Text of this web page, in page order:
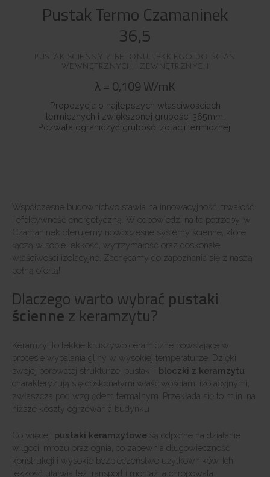
Pustak Termo Czamaninek
36,5
PUSTAK ŚCIENNY Z BETONU LEKKIEGO DO ŚCIAN
WEWNĘTRZNYCH I ZEWNĘTRZNYCH
λ=0,109W/mK
Propozycja o najlepszych właściwościach
termicznych i zwiększonej grubości 365mm.
Pozwala ograniczyć grubość izolacji termicznej.
Współczesne budownictwo stawia na innowacyjność, trwałość
i efektywność energetyczną. W odpowiedzi na te potrzeby, w
Czamaninek oferujemy nowoczesne systemy ścienne, które
łączą w sobie lekkość, wytrzymałość oraz doskonałe
właściwości izolacyjne. Zachęcamy do zapoznania się z naszą
pełną ofertą!
Dlaczego warto wybrać pustaki
ścienne z keramzytu?
Keramzyt to lekkie kruszywo ceramiczne powstające w
procesie wypalania gliny w wysokiej temperaturze. Dzięki
swojej porowatej strukturze, pustaki i bloczki z keramzytu
charakteryzują się doskonałymi właściwościami izolacyjnymi,
zwłaszcza pod względem termalnym. Przekłada się to m.in. na
niższe koszty ogrzewania budynku
Co więcej, pustaki keramzytowe są odporne na działanie
wilgoci, mrozu oraz ognia, co zapewnia długowieczność
konstrukcji i wysokie bezpieczeństwo użytkowników. Ich
lekkość ułatwia też transport i montaż, a chropowata